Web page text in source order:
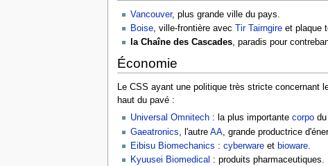
Vancouver, plus grande ville du pays.
Boise, ville-frontière avec Tir Tairngireet plaque
la Chaîne des Cascades, paradis pour
Économie
Le CSS ayant une politique très stricte concernant
haut du pavé :
Universal Omnitech: la plus importante corpodu
Gaeatronics , l'autre AA, grande productrice
Eibisu Biomechanics : cyberwareet bioware.
Kyuusei Biomedical : produits pharmaceutiques.